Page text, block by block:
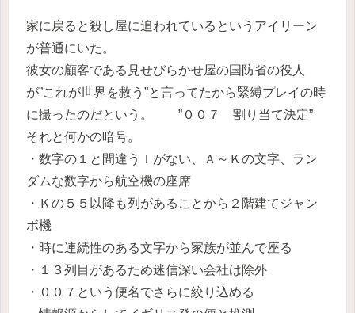
家に戻ると殺し屋に追われているというアイリーン
が普通にいた。
彼女の顧客である見せびらかせ屋の国防省の役人
が”これが世界を救う”と言ってたから緊縛プレイの時
に撮ったのだという。 ”００７ 割り当て決定”
それと何かの暗号。
・数字の１と間違うＩがない、Ａ～Ｋの文字、ラン
ダムな数字から航空機の座席
・Ｋの５５以降も列があることから２階建てジャン
ボ機
・時に連続性のある文字から家族が並んで座る
・１３列目があるため迷信深い会社は除外
・００７という便名でさらに絞り込める